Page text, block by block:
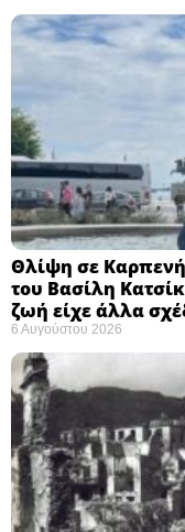
Θλίψη σε
του Βασίλη
ζωή είχε άλλα
6 Αυγούστου 2026